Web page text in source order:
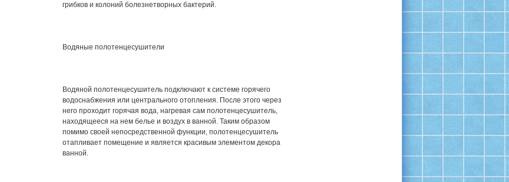
грибков и колоний болезнетворных бактерий.
Водяные полотенцесушители
Водяной полотенцесушитель подключают к системе горячего
водоснабжения или центрального отопления. После этого через
него проходит горячая вода, нагревая сам полотенцесушитель,
находящееся на нем белье и воздух в ванной. Таким образом
помимо своей непосредственной функции, полотенцесушитель
отапливает помещение и является красивым элементом декора
ванной.